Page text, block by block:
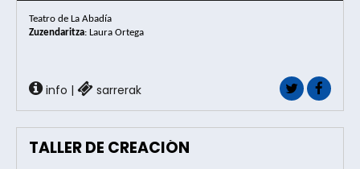
Teatro de La Abadía
Zuzendaritza: Laura Ortega
info | sarrerak
TALLER DE CREACIÓN